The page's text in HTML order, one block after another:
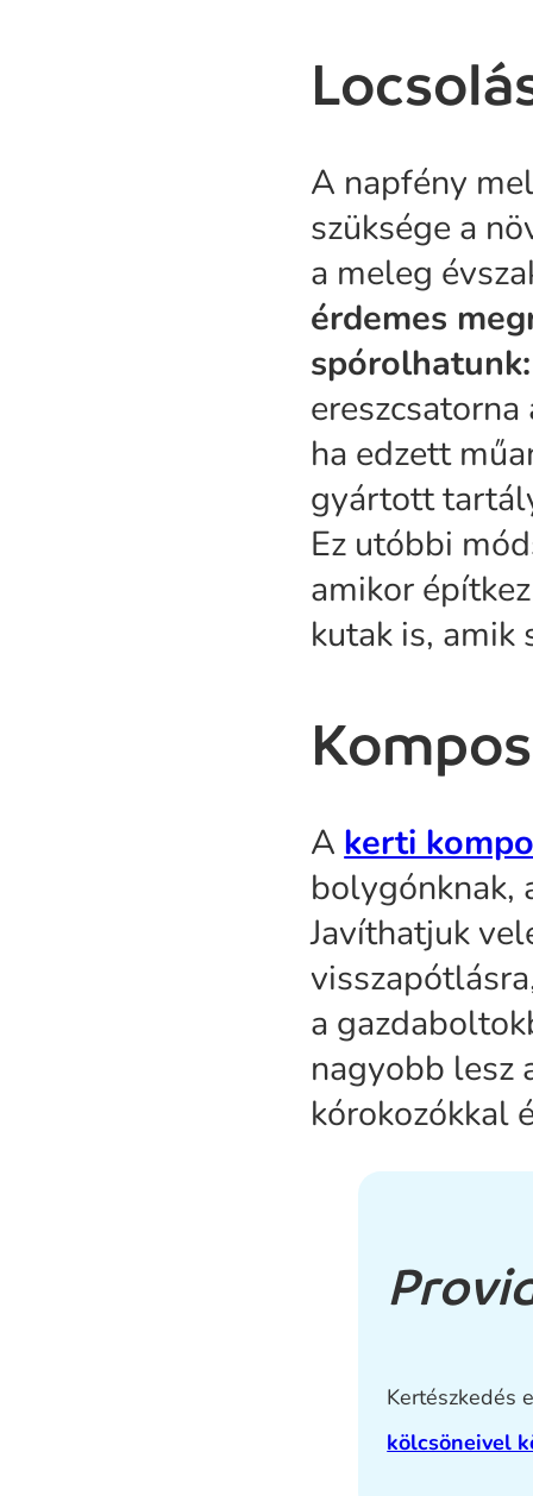
A napfény
szüksége a
a meleg
érdemes
spórolhatunk:
ha edzett
gyártott
Ez utóbbi
amikor
kutak is, amik
A kerti
bolygónknak,
Javíthatjuk
a
nagyobb lesz
kórokozókkal
Kertészkedés
kölcsöneivel